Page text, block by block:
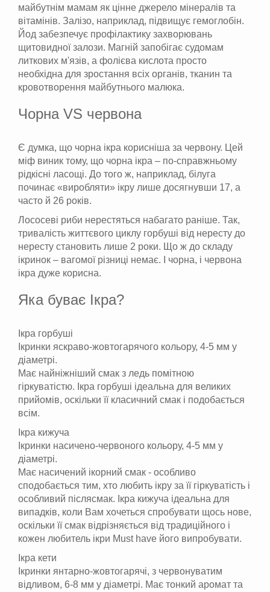
майбутнім мамам як цінне джерело мінералів та
вітамінів. Залізо, наприклад, підвищує гемоглобін.
Йод забезпечує профілактику захворювань
щитовидної залози. Магній запобігає судомам
литкових м'язів, а фолієва кислота просто
необхідна для зростання всіх органів, тканин та
кровотворення майбутнього малюка.
Чорна VS червона
Є думка, що чорна ікра корисніша за червону. Цей
міф виник тому, що чорна ікра – по-справжньому
рідкісні ласощі. До того ж, наприклад, білуга
починає «виробляти» ікру лише досягнувши 17, а
часто й 26 років.
Лососеві риби нерестяться набагато раніше. Так,
тривалість життєвого циклу горбуші від нересту до
нересту становить лише 2 роки. Що ж до складу
ікринок – вагомої різниці немає. І чорна, і червона
ікра дуже корисна.
Яка буває Ікра?
Ікра горбуші
Ікринки яскраво-жовтогарячого кольору, 4-5 мм у
діаметрі.
Має найніжніший смак з ледь помітною
гіркуватістю. Ікра горбуші ідеальна для великих
прийомів, оскільки її класичний смак і подобається
всім.
Ікра кижуча
Ікринки насичено-червоного кольору, 4-5 мм у
діаметрі.
Має насичений ікорний смак - особливо
сподобається тим, хто любить ікру за її гіркуватість і
особливий післясмак. Ікра кижуча ідеальна для
випадків, коли Вам хочеться спробувати щось нове,
оскільки її смак відрізняється від традиційного і
кожен любитель ікри Must have його випробувати.
Ікра кети
Ікринки янтарно-жовтогарячі, з червонуватим
відливом, 6-8 мм у діаметрі. Має тонкий аромат та